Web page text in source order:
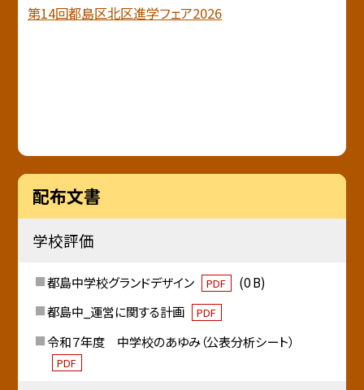
第14回都島区北区進学フェア2026
配布文書
学校評価
都島中学校グランドデザイン PDF
(0 B)
都島中_運営に関する計画
PDF
令和７年度 中学校のあゆみ（公表分析シート）
PDF